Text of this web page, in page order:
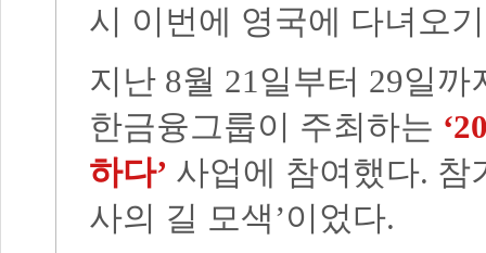
시 이번에 영국에 다녀오
지난 8월 21일부터 29일
한금융그룹이 주최하는
하다’ 사업에 참여했다. 참
사의 길 모색’이었다.